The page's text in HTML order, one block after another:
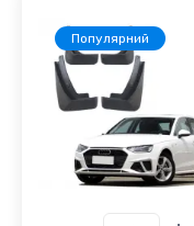
Популярний